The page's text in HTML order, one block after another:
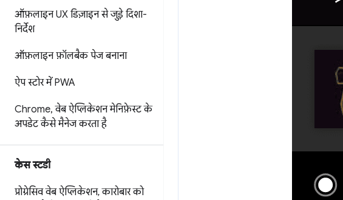
ऑफ़लाइन UX डिज़ाइन से जुड़े दिशा-
निर्देश
ऑफ़लाइन फ़ॉलबैक पेज बनाना
ऐप स्टोर में PWA
Chrome, वेब ऐप्लिकेशन मेनिफ़ेस्ट के
अपडेट कैसे मैनेज करता है
केस स्टडी
प्रोग्रेसिव वेब ऐप्लिकेशन,कारोबार को